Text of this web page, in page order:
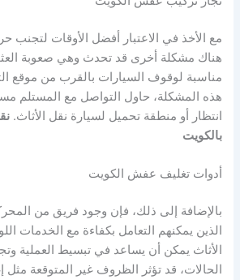
مع الأخذ في الاعتبار أفضل الأوقات لتجنب
هناك مشكلة أخرى قد تحدث وهي صعوبة
مناسبة لوقوف السيارات بالقرب من موقع
هذه المشكلة، حاول التواصل مع المستلم
انتظار أو منطقة تحميل لسيارة نقل الأثاث.
بالكويت
أدوات تغليف عفش الكويت
بالإضافة إلى ذلك، فإن وجود فريق من
الذين يمكنهم التعامل بكفاءة مع الخدمات
الأثاث يمكن أن يساعد في تبسيط العملية
الحالات، قد تؤثر الظروف غير المتوقعة مثل